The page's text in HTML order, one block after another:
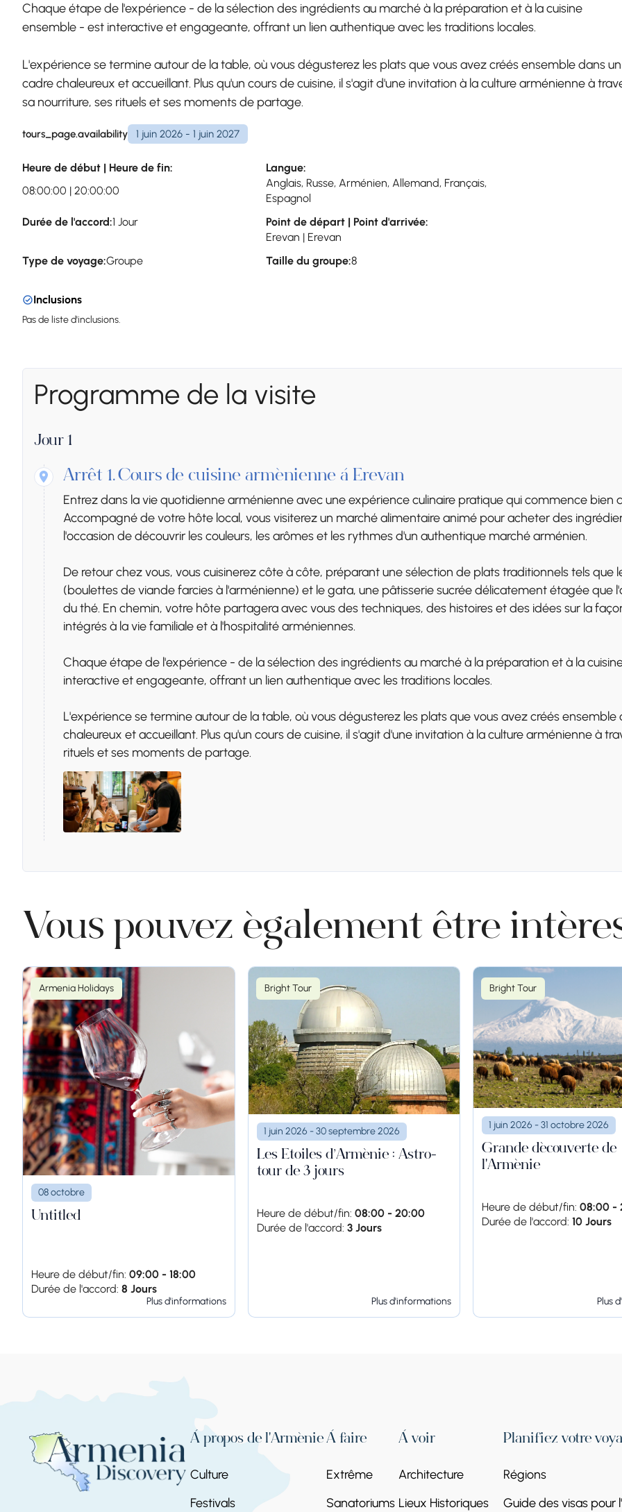
Chaque étape de l'expérience - de la sélection des ingrédients au marché à la préparation et à la cuisine
ensemble - est interactive et engageante, offrant un lien authentique avec les traditions locales.
L'expérience se termine autour de la table, où vous dégusterez les plats que vous avez créés ensemble dans un
cadre chaleureux et accueillant. Plus qu'un cours de cuisine, il s'agit d'une invitation à la culture arménienne à
sa nourriture, ses rituels et ses moments de partage.
tours_page.availability 1 juin 2026 - 1 juin 2027
Heure de début | Heure de fin:
08:00:00 | 20:00:00
Langue:
Anglais, Russe, Arménien, Allemand, Français,
Espagnol
Durée de l'accord:1 Jour
Point de départ | Point d'arrivée:
Erevan | Erevan
Type de voyage:Groupe Taille du groupe:8
Inclusions
Pas de liste d'inclusions.
Programme de la visite
Jour 1
Arrêt 1.Cours de cuisine arménienne à Erevan
Entrez dans la vie quotidienne arménienne avec une expérience culinaire pratique qui commence bien
Accompagné de votre hôte local, vous visiterez un marché alimentaire animé pour acheter des
l'occasion de découvrir les couleurs, les arômes et les rythmes d'un authentique marché arménien.
De retour chez vous, vous cuisinerez côte à côte, préparant une sélection de plats traditionnels tels que
(boulettes de viande farcies à l'arménienne) et le gata, une pâtisserie sucrée délicatement étagée que
du thé. En chemin, votre hôte partagera avec vous des techniques, des histoires et des idées sur la
intégrés à la vie familiale et à l'hospitalité arméniennes.
Chaque étape de l'expérience - de la sélection des ingrédients au marché à la préparation et à la
interactive et engageante, offrant un lien authentique avec les traditions locales.
L'expérience se termine autour de la table, où vous dégusterez les plats que vous avez créés ensemble
chaleureux et accueillant. Plus qu'un cours de cuisine, il s'agit d'une invitation à la culture arménienne à
rituels et ses moments de partage.
Vous pouvez également être
Armenia Holidays
08 octobre
Untitled
Heure de début/fin: 09:00 - 18:00
Durée de l'accord: 8 Jours
Plus d'informations
Bright Tour
1 juin 2026 - 30 septembre 2026
Les Étoiles d’Arménie : Astro-
tour de 3 jours
Heure de début/fin: 08:00 - 20:00
Durée de l'accord: 3 Jours
Plus d'informations
Bright Tour
1 juin 2026 - 31 octobre 2026
Grande découverte de
l'Arménie
Heure de début/fin: 08:00 -
Durée de l'accord: 10 Jours
Plus
À propos de l'Arménie
Culture
Festivals
À faire
Extrême
Sanatoriums
À voir
Architecture
Lieux Historiques
Planifiez votre
Régions
Guide des visas pour